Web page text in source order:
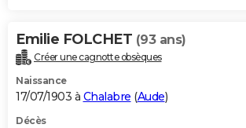
Emilie FOLCHET (93 ans)
Créer une cagnotte obsèques
Naissance
17/07/1903 à Chalabre (Aude)
Décès